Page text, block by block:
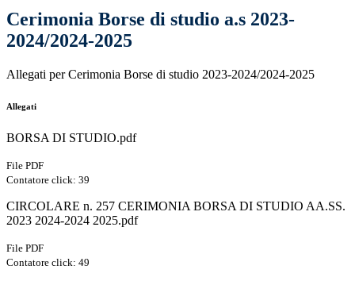
Cerimonia Borse di studio a.s 2023-
2024/2024-2025
Allegati per Cerimonia Borse di studio 2023-2024/2024-2025
Allegati
BORSA DI STUDIO.pdf
File PDF
Contatore click: 39
CIRCOLARE n. 257 CERIMONIA BORSA DI STUDIO AA.SS.
2023 2024-2024 2025.pdf
File PDF
Contatore click: 49